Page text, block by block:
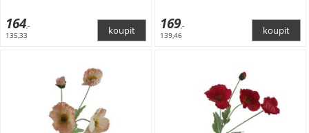
164,-
135,33
169,-
139,46